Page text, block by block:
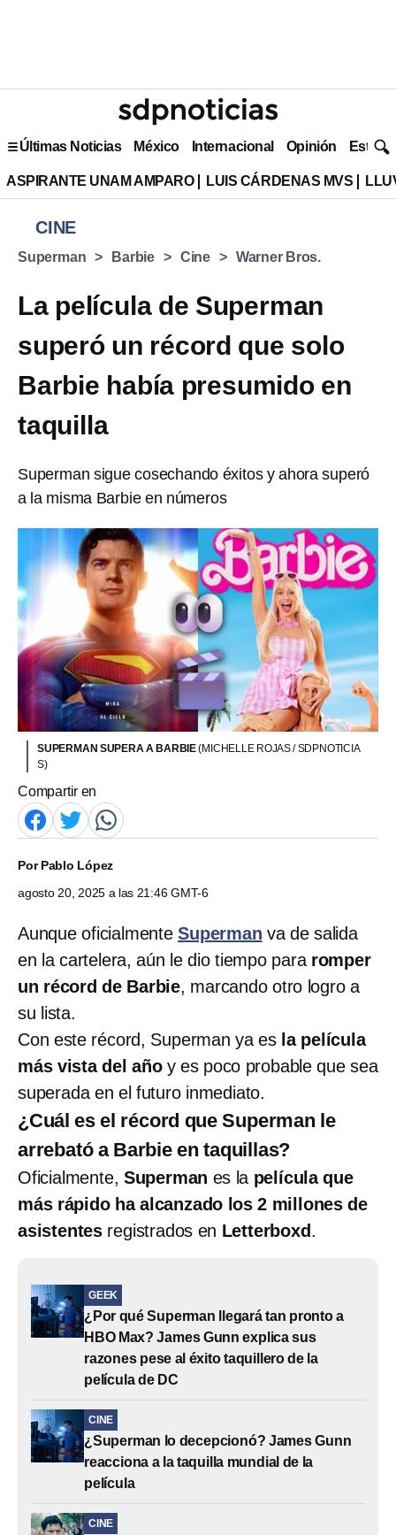
Últimas Noticias México Internacional Opinión Estilo
ASPIRANTE UNAM AMPARO LUIS CÁRDENAS MVS
CINE
Superman Barbie Cine Warner Bros.
La película de Superman
superó un récord que solo
Barbie había presumido en
taquilla
Superman sigue cosechando éxitos y ahora superó
a la misma Barbie en números
SUPERMAN SUPERA A BARBIE(MICHELLE ROJAS / SDPNOTICIA
S)
Compartir en
PorPablo López
agosto 20, 2025 a las 21:46 GMT-6
Aunque oficialmenteSuperman va de salida
en la cartelera, aún le dio tiempo para romper
un récord de Barbie, marcando otro logro a
su lista.
Con este récord, Superman ya es la película
más vista del añoy es poco probable que sea
superada en el futuro inmediato.
¿Cuál es el récord que Superman le
arrebató a Barbie en taquillas?
Oficialmente, Superman es la película que
más rápido ha alcanzado los 2 millones de
asistentes registrados en Letterboxd .
GEEK
¿Por qué Superman llegará tan pronto a
HBO Max? James Gunn explica sus
razones pese al éxito taquillero de la
película de DC
CINE
¿Superman lo decepcionó? James Gunn
reacciona a la taquilla mundial de la
película
CINE